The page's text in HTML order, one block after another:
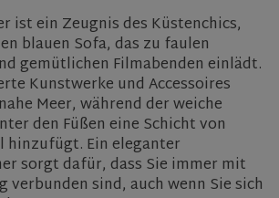
ist ein Zeugnis des Küstenchics,
blauen Sofa, das zu faulen
gemütlichen Filmabenden einlädt.
Kunstwerke und Accessoires
Meer, während der weiche
den Füßen eine Schicht von
Ein eleganter
sorgt dafür, dass Sie immer mit
sind, auch wenn Sie sich